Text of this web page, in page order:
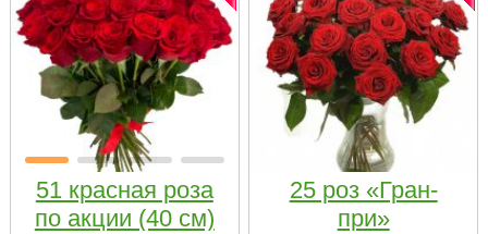
51 красная роза
по акции (40 см)
25 роз «Гран-
при»